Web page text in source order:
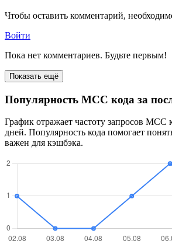
Чтобы оставить комментарий,
Войти
Пока нет комментариев. Будьте первым!
Показать ещё
Популярность MCC кода за
График отражает частоту запросов MCC
дней. Популярность кода помогает
важен для кэшбэка.